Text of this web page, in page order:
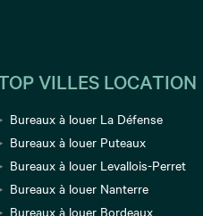
VILLES LOCATION
Bureaux à louer La Défense
Bureaux à louer Puteaux
Bureaux à louer Levallois-Perret
Bureaux à louer Nanterre
Bureaux à louer Bordeaux